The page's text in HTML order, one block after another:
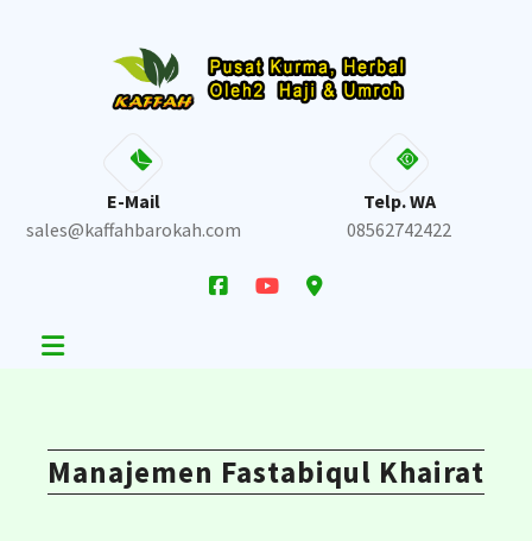
E-Mail
sales@kaffahbarokah.com
Telp. WA
08562742422
Manajemen Fastabiqul Khairat